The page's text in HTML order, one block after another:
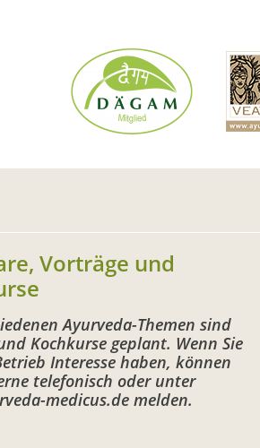
Vorträge und
Ayurveda-Themen sind
Kochkurse geplant. Wenn Sie
Interesse haben, können
telefonisch oder unter
medicus.de melden.